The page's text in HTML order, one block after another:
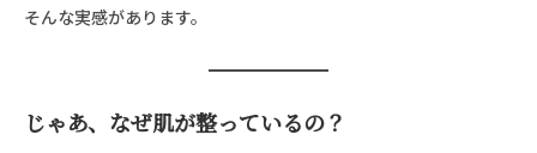
そんな実感があります。
じゃあ、なぜ肌が整っているの？